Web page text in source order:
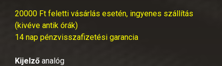
20000 Ft feletti vásárlás esetén, ingyenes szállítás
(kivéve antik órák)
14 nap pénzvisszafizetési garancia
Kijelző analóg